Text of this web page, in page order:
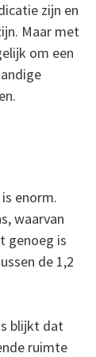
zijn en
Maar met
om een
enorm.
waarvan
genoeg is
de 1,2
blijkt dat
ruimte